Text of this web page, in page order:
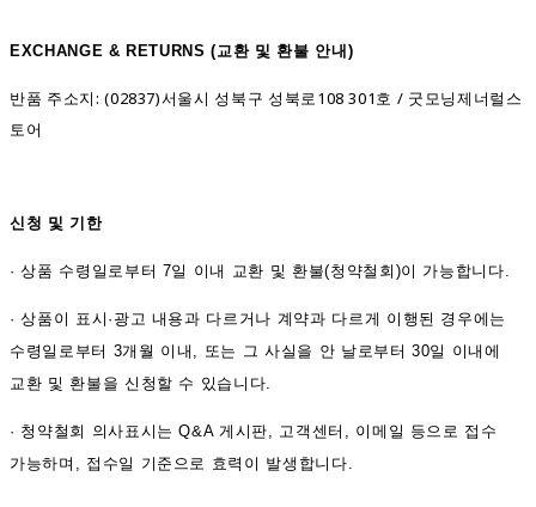
EXCHANGE & RETURNS (교환 및 환불 안내)
반품 주소지: (02837)서울시 성북구 성북로108 301호 / 굿모닝제너럴스
토어
신청 및 기한
·상품 수령일로부터 7일 이내 교환 및 환불(청약철회)이 가능합니다.
·상품이 표시·광고 내용과 다르거나 계약과 다르게 이행된 경우에는
수령일로부터 3개월 이내, 또는 그 사실을 안 날로부터 30일 이내에
교환 및 환불을 신청할 수 있습니다.
· 청약철회 의사표시는 Q&A 게시판, 고객센터, 이메일 등으로 접수
가능하며, 접수일 기준으로 효력이 발생합니다.